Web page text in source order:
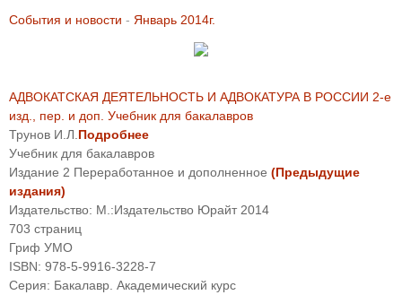
События и новости - Январь 2014г.
АДВОКАТСКАЯ ДЕЯТЕЛЬНОСТЬ И АДВОКАТУРА В РОССИИ 2-е
изд., пер. и доп. Учебник для бакалавров
Трунов И.Л. Подробнее
Учебник для бакалавров
Издание 2 Переработанное и дополненное (Предыдущие
издания)
Издательство: М.:Издательство Юрайт 2014
703 страниц
Гриф УМО
ISBN: 978-5-9916-3228-7
Серия: Бакалавр. Академический курс